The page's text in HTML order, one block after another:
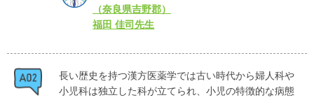
（奈良県吉野郡）
福田 佳司先生
長い歴史を持つ漢方医薬学では古い時代から婦人科や
小児科は独立した科が立てられ、小児の特徴的な病態